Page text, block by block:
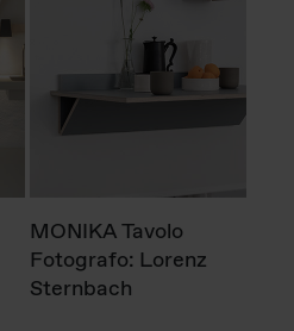
MONIKA Tavolo
Fotografo: Lorenz
Sternbach